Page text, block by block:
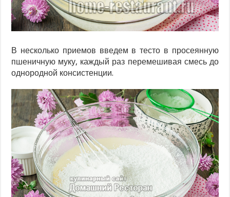
В несколько приемов введем в тесто в просеянную
пшеничную муку, каждый раз перемешивая смесь до
однородной консистенции.